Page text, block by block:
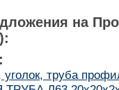
на
уголок, труба